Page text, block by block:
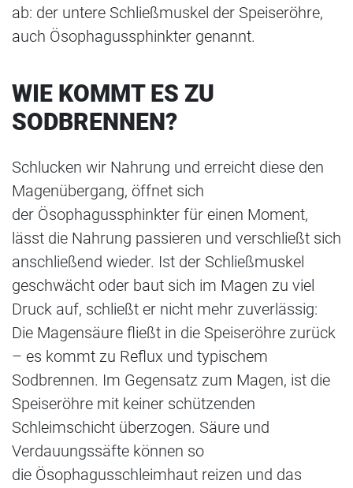
ab: der untere Schließmuskel der Speiseröhre,
auch Ösophagussphinkter genannt.
WIE KOMMT ES ZU
SODBRENNEN?
Schlucken wir Nahrung und erreicht diese den
Magenübergang, öffnet sich
der Ösophagussphinkter für einen Moment,
lässt die Nahrung passieren und verschließt sich
anschließend wieder. Ist der Schließmuskel
geschwächt oder baut sich im Magen zu viel
Druck auf, schließt er nicht mehr zuverlässig:
Die Magensäure fließt in die Speiseröhre zurück
– es kommt zu Reflux und typischem
Sodbrennen. Im Gegensatz zum Magen, ist die
Speiseröhre mit keiner schützenden
Schleimschicht überzogen. Säure und
Verdauungssäfte können so
die Ösophagusschleimhaut reizen und das